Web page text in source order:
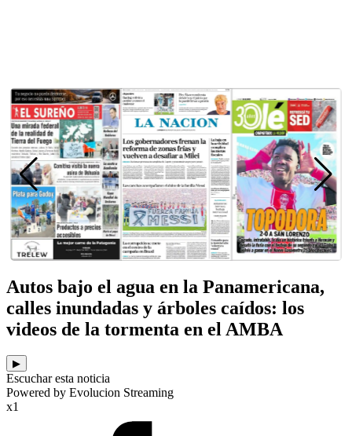
Autos bajo el agua en la Panamericana,
calles inundadas y árboles caídos: los
videos de la tormenta en el AMBA
▶
Escuchar esta noticia
Powered by Evolucion Streaming
x1